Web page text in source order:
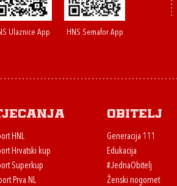
Ulaznice App HNS Semafor App
HNL
Hrvatski kup
Superkup
Prva NL
Obitelj
Generacija 111
Edukacija
#JednaObitelj
Ženski nogomet